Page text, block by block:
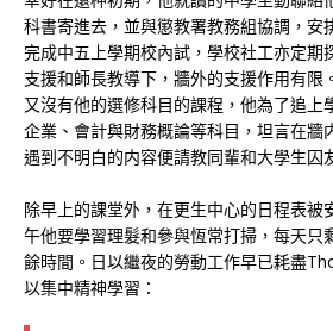
科書寄進去，並與懲教署教務組協調，
完成中五上學期校內試，學校社工亦定期
支援和師長教導下，牆外的支援作用有限
又沒有他的選修科目的課程，他為了追上
企業、會計與財務概論等科目，坦言在牆
遇到不明白的内容便請教同輩和大學生囚
除早上的課堂外，在更生中心的日程表被
午他要學習理髮和參與恆常打掃，每天只
餘時間。日以繼夜的勞動工作早已耗盡
以集中精神學習：